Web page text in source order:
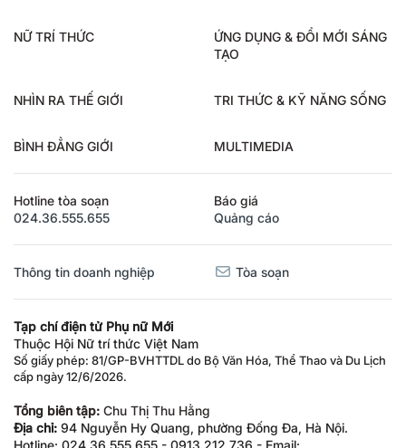
NỮ TRÍ THỨC
ỨNG DỤNG & ĐỔI MỚI SÁNG
TẠO
NHÌN RA THẾ GIỚI TRI THỨC & KỸ NĂNG SỐNG
BÌNH ĐẲNG GIỚI MULTIMEDIA
Hotline tòa soạn
024.36.555.655
Báo giá
Quảng cáo
Thông tin doanh nghiệp Tòa soạn
Tạp chí điện tử Phụ nữ Mới
Thuộc Hội Nữ trí thức Việt Nam
Số giấy phép: 81/GP-BVHTTDL do Bộ Văn Hóa, Thể Thao và Du Lịch
cấp ngày 12/6/2026.
Tổng biên tập: Chu Thị Thu Hằng
Địa chỉ: 94 Nguyễn Hy Quang, phường Đống Đa, Hà Nội.
Hotline: 024.36.555.655 - 0913.212.736 - Email: